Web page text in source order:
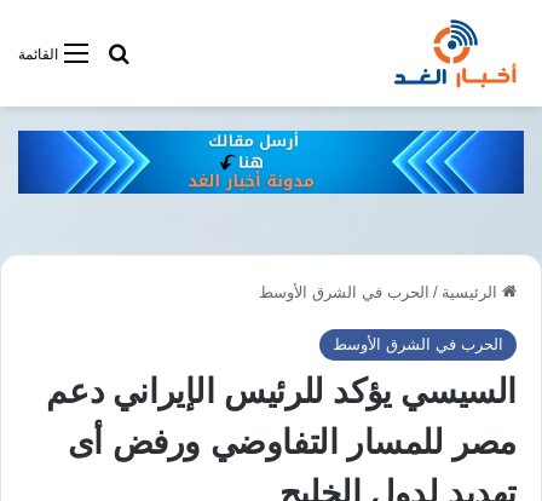
القائمةأبحت فى
الرئيسية / الحرب في الشرق الأوسط
الحرب في الشرق الأوسط
السيسي يؤكد للرئيس الإيراني دعم
مصر للمسار التفاوضي ورفض أى
تهديد لدول الخليج